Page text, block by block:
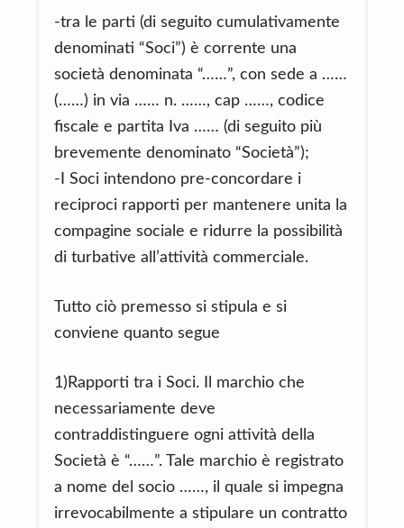
-tra le parti (di seguito cumulativamente
denominati “Soci”) è corrente una
società denominata “……”, con sede a ……
(……) in via …… n. ……, cap ……, codice
fiscale e partita Iva …… (di seguito più
brevemente denominato “Società”);
-I Soci intendono pre-concordare i
reciproci rapporti per mantenere unita la
compagine sociale e ridurre la possibilità
di turbative all’attività commerciale.
Tutto ciò premesso si stipula e si
conviene quanto segue
1)Rapporti tra i Soci. Il marchio che
necessariamente deve
contraddistinguere ogni attività della
Società è “……”. Tale marchio è registrato
a nome del socio ……, il quale si impegna
irrevocabilmente a stipulare un contratto